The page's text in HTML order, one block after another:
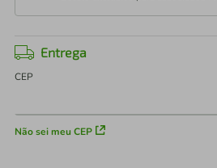
Entrega
CEP
Não sei meu CEP